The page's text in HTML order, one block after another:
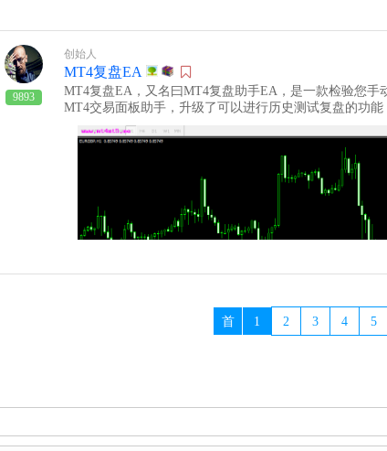
的规律也是不会给你躺赢的机会的，所以ea运行过程中
于怎么调整优化ea的参数，阿右在这里做个视频教程，
9893
创始人
MT4复盘EA
MT4复盘EA，又名曰MT4复盘助手EA，是一款检验您手
MT4交易面板助手，升级了可以进行历史测试复盘的功
或者百度网盘下载观看：链接: https://pan.baidu.com/s/
免费下载：MT4复盘EA
首 1 2 3 4 5